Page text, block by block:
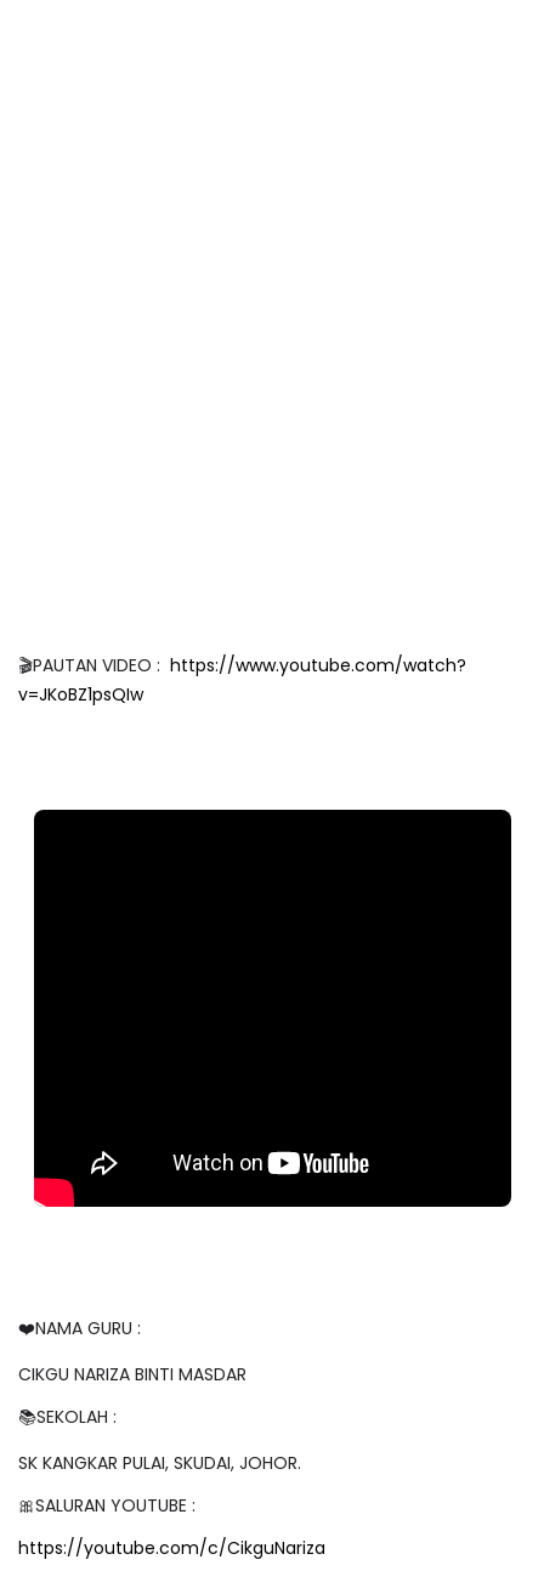
🎬PAUTAN VIDEO : https://www.youtube.com/watch?
v=JKoBZ1psQIw
❤️NAMA GURU :
CIKGU NARIZA BINTI MASDAR
📚SEKOLAH :
SK KANGKAR PULAI, SKUDAI, JOHOR.
🎀SALURAN YOUTUBE :
https://youtube.com/c/CikguNariza